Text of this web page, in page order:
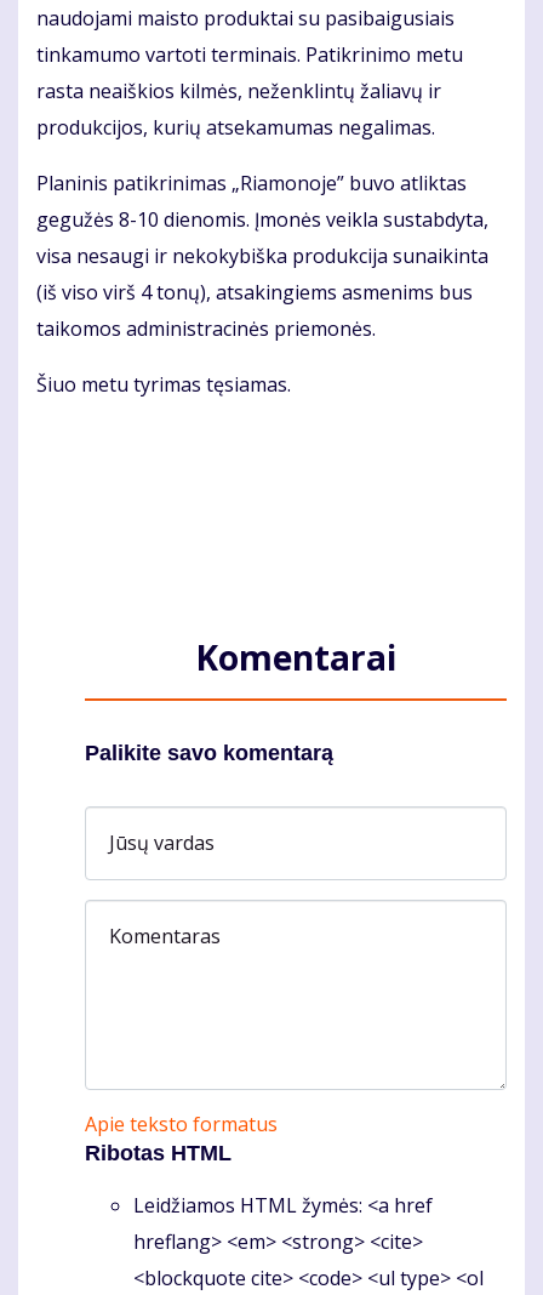
naudojami maisto produktai su pasibaigusiais
tinkamumo vartoti terminais. Patikrinimo metu
rasta neaiškios kilmės, neženklintų žaliavų ir
produkcijos, kurių atsekamumas negalimas.
Planinis patikrinimas „Riamonoje” buvo atliktas
gegužės 8-10 dienomis. Įmonės veikla sustabdyta,
visa nesaugi ir nekokybiška produkcija sunaikinta
(iš viso virš 4 tonų), atsakingiems asmenims bus
taikomos administracinės priemonės.
Šiuo metu tyrimas tęsiamas.
Komentarai
Palikite savo komentarą
Jūsų vardas
Komentaras
Apie teksto formatus
Ribotas HTML
Leidžiamos HTML žymės: <a href
hreflang> <em> <strong> <cite>
<blockquote cite> <code> <ul type> <ol